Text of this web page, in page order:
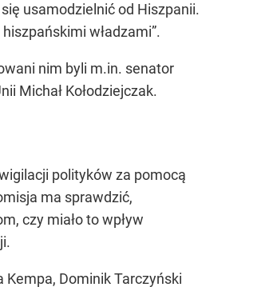
usamodzielnić od Hiszpanii.
władzami”.
nim byli m.in. senator
Michał Kołodziejczak.
polityków za pomocą
ma sprawdzić,
czy miało to wpływ
Kempa, Dominik Tarczyński